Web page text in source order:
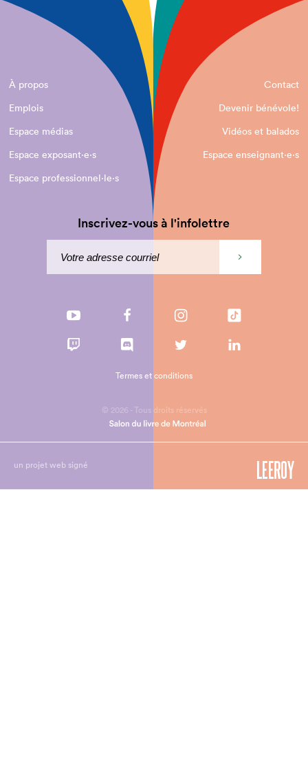
À propos
Contact
Emplois
Devenir bénévole!
Espace médias
Vidéos et balados
Espace exposant·e⋅s
Espace enseignant·e⋅s
Espace professionnel·le⋅s
Inscrivez-vous à l'infolettre
© 2026 - Tous droits réservés
Termes et conditions
un projet web signé